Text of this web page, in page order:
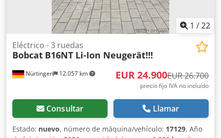
1 /22
Nürtingen 12.057 km
Eléctrico - 3 ruedas
Bobcat B16NT Li-Ion Neugerät!!!
EUR 24.900EUR 26.700
precio fijo IVA no incluído
Consultar Llamar
Estado: nuevo, número de máquina/vehículo: 17129, Año